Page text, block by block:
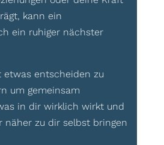
kann ein
ein ruhiger nächster
etwas entscheiden zu
um gemeinsam
in dir wirklich wirkt und
näher zu dir selbst bringen